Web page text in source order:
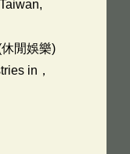
閒娛樂)
in，